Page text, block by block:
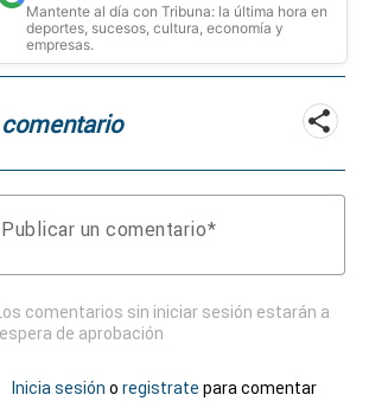
Mantente al día con Tribuna: la última hora en
deportes, sucesos, cultura, economía y
empresas.
comentario
Publicar un comentario
comentarios sin iniciar sesión estarán a
de aprobación
Inicia sesión o registrate para comentar